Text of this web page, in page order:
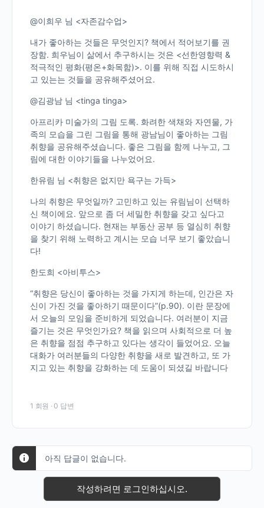
@이희우 님 <자존감수업>
내가 좋아하는 것들은 무엇인지? 책에서 적어보기를 권
장함. 희우님이 삶에서 추구하시는 것은 <선한영향력 &
적극적인 평화(평온+화목함)>. 이를 위해 직접 시도하시
고 있는는 것들을 공유해주셨어요.
@김광남 님 <tinga tinga>
아프리카 미술가의 그림 도록. 화려한 색채와 자연물, 가
족의 모습을 그린 그림을 통해 광남님이 좋아하는 그림
취향을 공유해주셨습니다. 좋은 그림을 함께 나누고, 그
림에 대한 이야기들을 나누었어요.
한유림 님 <취향은 없지만 욕구는 가득>
나의 취향은 무엇일까? 고민하고 있는 유림님이 선택하
신 책이에요. 앞으로 좀 더 세밀한 취향을 갖고 싶다고
이야기 하셨습니다. 현재는 부동산 공부 등 열심히 취향
을 찾기 위해 노력하고 계시는 모습 너무 보기 좋았습니
다!
한도희 <아비투스>
“취향은 당신이 좋아하는 것을 가지게 하는데, 인간은 자
신이 가진 것을 좋아하기 때문이다”(p.90). 이란 문장에
서 오늘의 모임을 준비하게 되었습니다. 여러분이 지금
즐기는 것은 무엇인가요? 책을 읽으며 사회적으로 더 높
은 취향을 점점 추구하고 있다는 생각이 들었어요. 오늘
대화가 여러분들의 다양한 취향을 새로 발견하고, 또 가
지고 있는 취향을 강화하는 데 도움이 되셨길 바랍니다
1 회원 · 0 답변
아직 답글이 없습니다.
작성하려면 로그인하십시오.